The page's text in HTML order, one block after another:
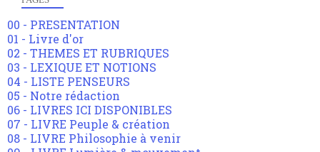
00 - PRESENTATION
01 - Livre d'or
02 - THEMES ET RUBRIQUES
03 - LEXIQUE ET NOTIONS
04 - LISTE PENSEURS
05 - Notre rédaction
06 - LIVRES ICI DISPONIBLES
07 - LIVRE Peuple & création
08 - LIVRE Philosophie à venir